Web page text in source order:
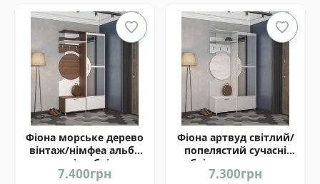
Фіона морське дерево
вінтаж/німфеа альба
сучасні меблі для
передпокою від Світ
7.400грн
Фіона артвуд світлий/
попелястий сучасні
меблі для передпокою
від Світ Меблів Україна
7.300грн